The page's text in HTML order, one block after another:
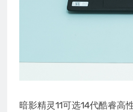
暗影精灵11可选14代酷睿高